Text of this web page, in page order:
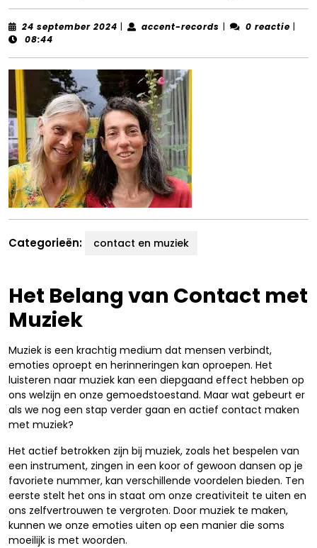
24 september 2024 24
| accent-records accent-
| 0 reactie |
08:44
Categorieën: contact en muziek
Het Belang van Contact met
Muziek
Muziek is een krachtig medium dat mensen verbindt,
emoties oproept en herinneringen kan oproepen. Het
luisteren naar muziek kan een diepgaand effect hebben op
ons welzijn en onze gemoedstoestand. Maar wat gebeurt er
als we nog een stap verder gaan en actief contact maken
met muziek?
Het actief betrokken zijn bij muziek, zoals het bespelen van
een instrument, zingen in een koor of gewoon dansen op je
favoriete nummer, kan verschillende voordelen bieden. Ten
eerste stelt het ons in staat om onze creativiteit te uiten en
ons zelfvertrouwen te vergroten. Door muziek te maken,
kunnen we onze emoties uiten op een manier die soms
moeilijk is met woorden.